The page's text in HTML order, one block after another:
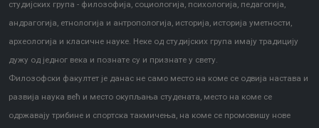
студијских група - филозофија, социологија, психологија, педагогија,
андрагогија, етнологија и антропологија, историја, историја уметности,
археологија и класичне науке. Неке од студијских група имају традицију
дужу од једног века и познате су и признате у свету.
Филозофски факултет је данас не само место на коме се одвија настава и
развија наука већ и место окупљања студената, место на коме се
одржавају трибине и спортска такмичења, на коме се промовишу нове